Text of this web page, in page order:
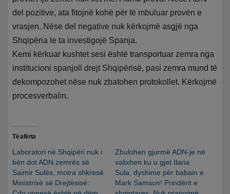
del pozitive, ata fitojnë kohë për të mbuluar provën e
vrasjen. Nëse del negative nuk kërkojmë asgjë nga
Shqipëria le ta investigojë Spanja.
Kemi kërkuar kushtet sesi është transportuar zemra nga
institucioni spanjoll drejt Shqipërisë, pasi zemra mund të
dekompozohet nëse nuk zbatohen protokollet. Kërkojmë
procesverbalin.
Të afërta
Laboratori në Shqipëri nuk i
bën dot ADN zemrës së
Saimir Sulës, motra shkresë
Ministrisë së Drejtësisë:
Zbulohen gjurmë ADN-je në
valixhen ku u gjet Ilaria
Sula, dyshime për babain e
Mark Samson! Prindërit e